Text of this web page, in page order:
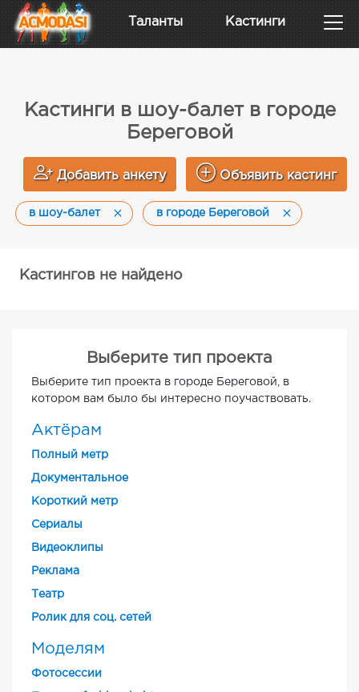
Таланты Кастинги
Кастинги в шоу-балет в городе
Береговой
Добавить анкету Объявить кастинг
в шоу-балет в городе Береговой
Кастингов не найдено
Выберите тип проекта
Выберите тип проекта в городе Береговой, в
котором вам было бы интересно поучаствовать.
Актёрам
Полный метр
Документальное
Короткий метр
Cериалы
Видеоклипы
Реклама
Театр
Ролик для соц. сетей
Моделям
Фотосессии